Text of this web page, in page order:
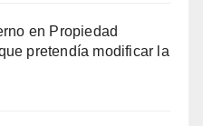
en Propiedad
pretendía modificar la